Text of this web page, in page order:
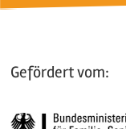
Gefördert vom: